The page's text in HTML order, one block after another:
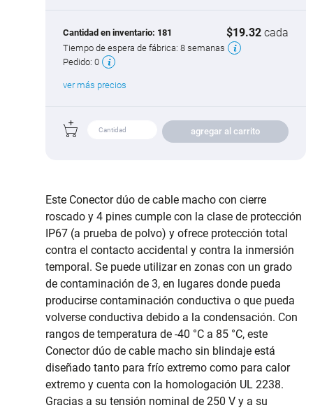
Cantidad en inventario: 181 $19.32 cada
Tiempo de espera de fábrica: 8 semanas
Pedido: 0
ver más precios
agregar al carrito
Este Conector dúo de cable macho con cierre
roscado y 4 pines cumple con la clase de protección
IP67 (a prueba de polvo) y ofrece protección total
contra el contacto accidental y contra la inmersión
temporal. Se puede utilizar en zonas con un grado
de contaminación de 3, en lugares donde pueda
producirse contaminación conductiva o que pueda
volverse conductiva debido a la condensación. Con
rangos de temperatura de -40 °C a 85 °C, este
Conector dúo de cable macho sin blindaje está
diseñado tanto para frío extremo como para calor
extremo y cuenta con la homologación UL 2238.
Gracias a su tensión nominal de 250 V y a su